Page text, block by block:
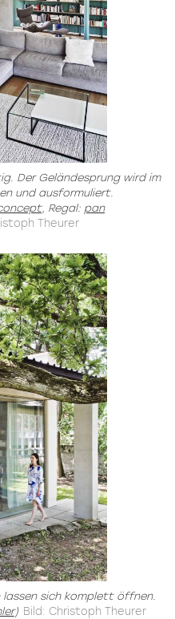
Der Geländesprung wird im
und ausformuliert.
, Regal: pan
Theurer
lassen sich komplett öffnen.
) Bild: Christoph Theurer